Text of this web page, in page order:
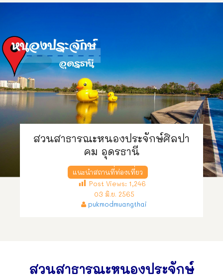
สวนสาธารณะหนองประจักษ์ศิลปา
คม อุดรธานี
แนะนำสถานที่ท่องเที่ยว
Post Views: 1,246
03 มิ.ย. 2565
pukmodmuangthai
สวนสาธารณะหนองประจักษ์